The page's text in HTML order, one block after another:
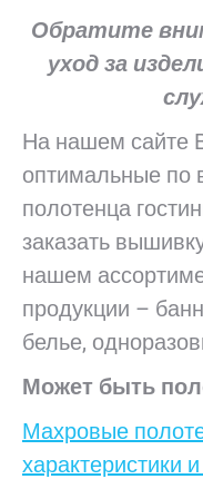
Обратите
уход за
На нашем сайте
оптимальные по
полотенца
заказать
нашем
продукции –
белье,
Может быть
Махровые
характеристики